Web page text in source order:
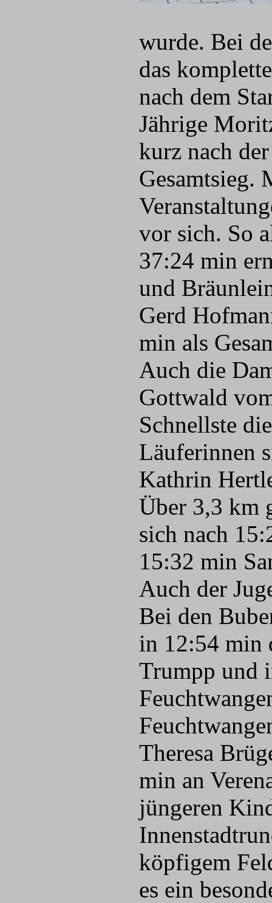
wurde. Bei
das
nach dem
Jährige
kurz nach
Gesamtsieg.
vor sich. So
37:24 min
und
Gerd
min als
Auch die
Gottwald
Schnellste
Läuferinnen
Kathrin
Über 3,3 km
sich nach
15:32 min
Auch der
Bei den
in 12:54 min
Trumpp und
Theresa
min an
jüngeren
köpfigem
es ein